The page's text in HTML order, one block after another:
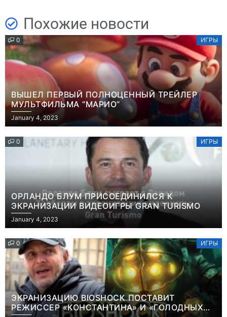
Похожие новости
0 ИГРЫ
ВЫШЕЛ ПЕРВЫЙ ПОЛНОЦЕННЫЙ ТРЕЙЛЕР
МУЛЬТФИЛЬМА “МАРИО”
January 4, 2023
0 ИГРЫ
ОРЛАНДО БЛУМ ПРИСОЕДИНИЛСЯ К
ЭКРАНИЗАЦИИ ВИДЕОИГРЫ GRAN TURISMO
January 4, 2023
0 ИГРЫ
ЭКРАНИЗАЦИЮ BIOSHOCK ПОСТАВИТ
РЕЖИССЕР «КОНСТАНТИНА» И «ГОЛОДНЫХ